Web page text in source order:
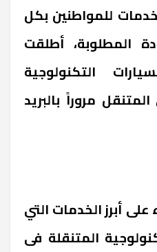
للمواطنين بكل
المطلوبة، أطلقت
التكنولوجية
مروراً بالبريد
أبرز الخدمات التي
المتنقلة فى